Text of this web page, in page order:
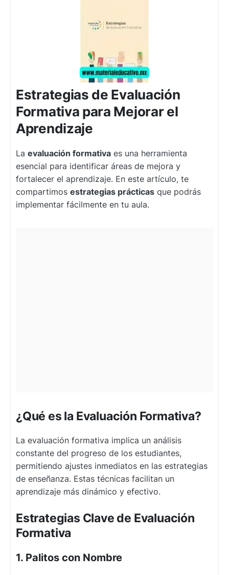
Estrategias de Evaluación
Formativa para Mejorar el
Aprendizaje
La evaluación formativa es una herramienta
esencial para identificar áreas de mejora y
fortalecer el aprendizaje. En este artículo, te
compartimos estrategias prácticas que podrás
implementar fácilmente en tu aula.
¿Qué es la Evaluación Formativa?
La evaluación formativa implica un análisis
constante del progreso de los estudiantes,
permitiendo ajustes inmediatos en las estrategias
de enseñanza. Estas técnicas facilitan un
aprendizaje más dinámico y efectivo.
Estrategias Clave de Evaluación
Formativa
1. Palitos con Nombre